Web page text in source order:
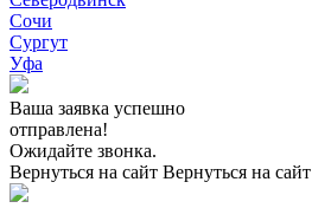
Сочи
Сургут
Уфа
Ваша заявка успешно
отправлена!
Ожидайте звонка.
Вернуться на сайт Вернуться на сайт